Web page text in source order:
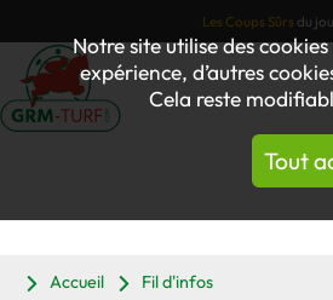
Notre site utilise des
expérience, d’autres
Cela reste
Tout
Les Coups Sûrs du
Accueil
Fil d'infos